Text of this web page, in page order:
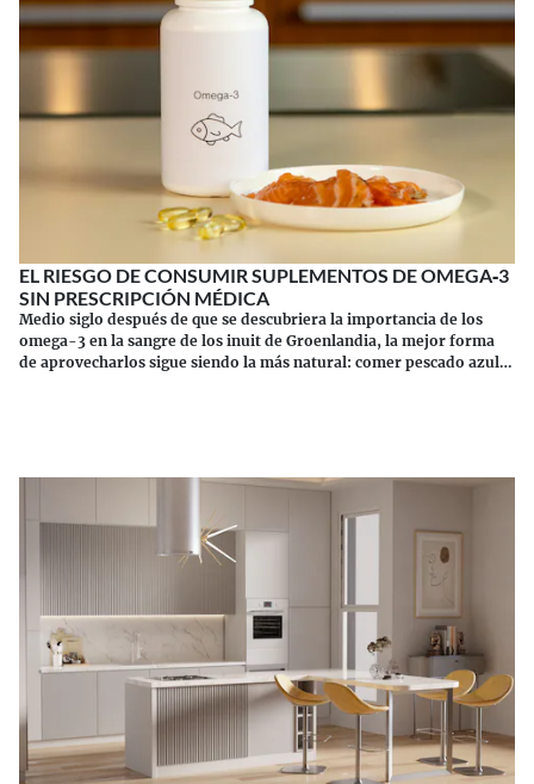
EL RIESGO DE CONSUMIR SUPLEMENTOS DE OMEGA‑3
SIN PRESCRIPCIÓN MÉDICA
Medio siglo después de que se descubriera la importancia de los
omega-3 en la sangre de los inuit de Groenlandia, la mejor forma
de aprovecharlos sigue siendo la más natural: comer pescado azul.